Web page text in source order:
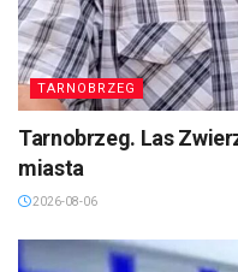
TARNOBRZEG
Tarnobrzeg. Las
miasta
2026-08-06